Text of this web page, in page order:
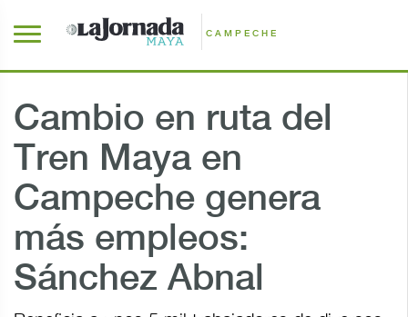
CAMPECHE
Cambio en ruta del
Tren Maya en
Campeche genera
más empleos:
Sánchez Abnal